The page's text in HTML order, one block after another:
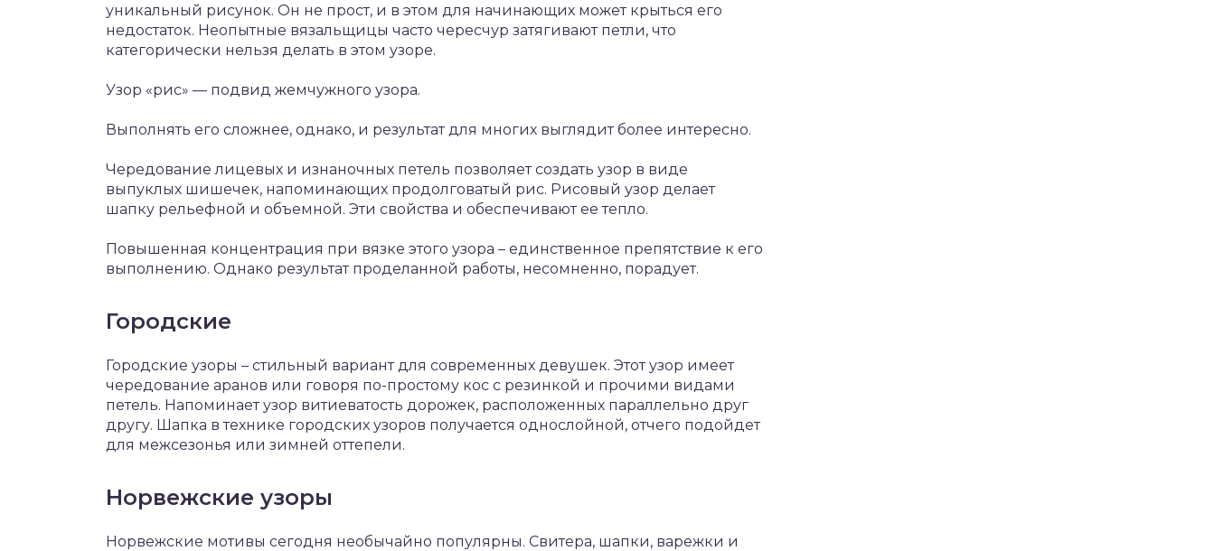
уникальный рисунок. Он не прост, и в этом для начинающих может крыться его
недостаток. Неопытные вязальщицы часто чересчур затягивают петли, что
категорически нельзя делать в этом узоре.
Узор «рис» — подвид жемчужного узора.
Выполнять его сложнее, однако, и результат для многих выглядит более интересно.
Чередование лицевых и изнаночных петель позволяет создать узор в виде
выпуклых шишечек, напоминающих продолговатый рис. Рисовый узор делает
шапку рельефной и объемной. Эти свойства и обеспечивают ее тепло.
Повышенная концентрация при вязке этого узора – единственное препятствие к его
выполнению. Однако результат проделанной работы, несомненно, порадует.
Городские
Городские узоры – стильный вариант для современных девушек. Этот узор имеет
чередование аранов или говоря по-простому кос с резинкой и прочими видами
петель. Напоминает узор витиеватость дорожек, расположенных параллельно друг
другу. Шапка в технике городских узоров получается однослойной, отчего подойдет
для межсезонья или зимней оттепели.
Норвежские узоры
Норвежские мотивы сегодня необычайно популярны. Свитера, шапки, варежки и